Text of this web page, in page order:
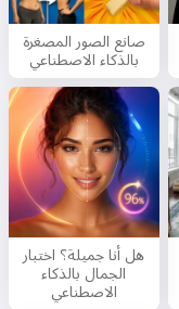
صانع الصور المصغرة
بالذكاء الاصطناعي
هل أنا جميلة؟ اختبار
الجمال بالذكاء
الاصطناعي